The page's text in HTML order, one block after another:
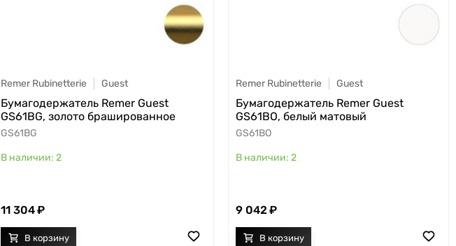
Remer Rubinetterie Guest
Бумагодержатель Remer Guest
GS61BG, золото брашированное
GS61BG
2
11 304
Remer Rubinetterie Guest
Бумагодержатель Remer Guest
GS61BO, белый матовый
GS61BO
2
9 042